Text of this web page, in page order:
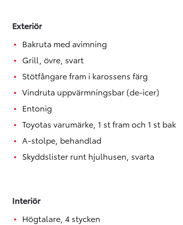
Exteriör
Bakruta med avimning
Grill, övre, svart
Stötfångare fram i karossens färg
Vindruta uppvärmningsbar (de-icer)
Entonig
Toyotas varumärke, 1 st fram och 1 st bak
A-stolpe, behandlad
Skyddslister runt hjulhusen, svarta
Interiör
Högtalare, 4 stycken